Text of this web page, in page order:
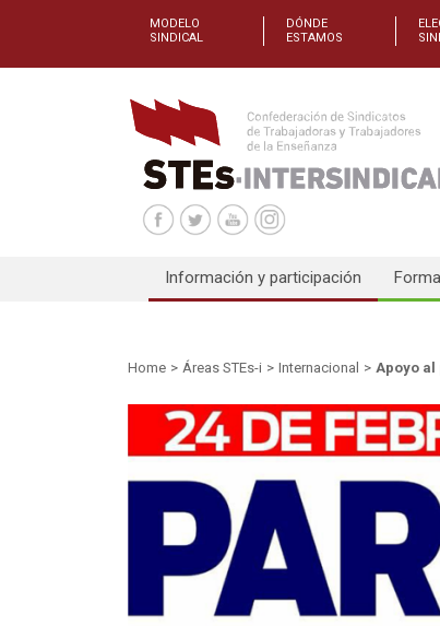
MODELO
SINDICAL
DÓNDE
ESTAMOS
Información y participación
Home > Áreas STEs-i > Internacional > Apoyo